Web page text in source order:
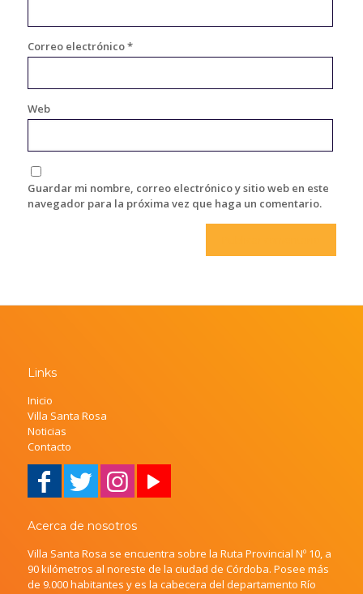
Correo electrónico*
Web
Guardar mi nombre, correo electrónico y sitio web en este
navegador para la próxima vez que haga un comentario.
Links
Inicio
Villa Santa Rosa
Noticias
Contacto
Acerca de nosotros
Villa Santa Rosa se encuentra sobre la Ruta Provincial Nº 10, a
90 kilómetros al noreste de la ciudad de Córdoba. Posee más
de 9.000 habitantes y es la cabecera del departamento Río